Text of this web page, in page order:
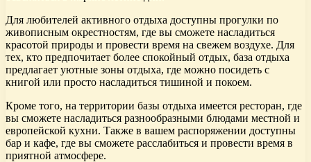
Для любителей активного отдыха доступны прогулки по
живописным окрестностям, где вы сможете насладиться
красотой природы и провести время на свежем воздухе. Для
тех, кто предпочитает более спокойный отдых, база отдыха
предлагает уютные зоны отдыха, где можно посидеть с
книгой или просто насладиться тишиной и покоем.
Кроме того, на территории базы отдыха имеется ресторан, где
вы сможете насладиться разнообразными блюдами местной и
европейской кухни. Также в вашем распоряжении доступны
бар и кафе, где вы сможете расслабиться и провести время в
приятной атмосфере.